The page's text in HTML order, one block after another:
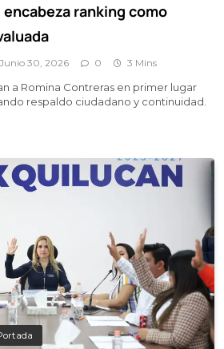
ranking como
Junio 30, 2026 0 3 Mins
a Romina Contreras en primer lugar
respaldo ciudadano y continuidad.